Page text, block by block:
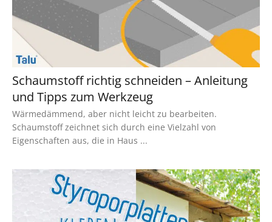
Schaumstoff richtig schneiden – Anleitung
und Tipps zum Werkzeug
Wärmedämmend, aber nicht leicht zu bearbeiten.
Schaumstoff zeichnet sich durch eine Vielzahl von
Eigenschaften aus, die in Haus ...